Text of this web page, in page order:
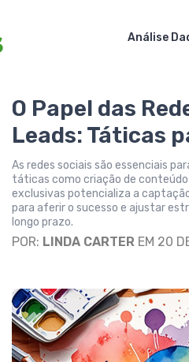
Análise
O Papel das
Leads: Táticas
As redes sociais são essenciais
táticas como criação de
exclusivas potencializa a
para aferir o sucesso e ajustar
longo prazo.
POR: LINDA CARTER EM 20